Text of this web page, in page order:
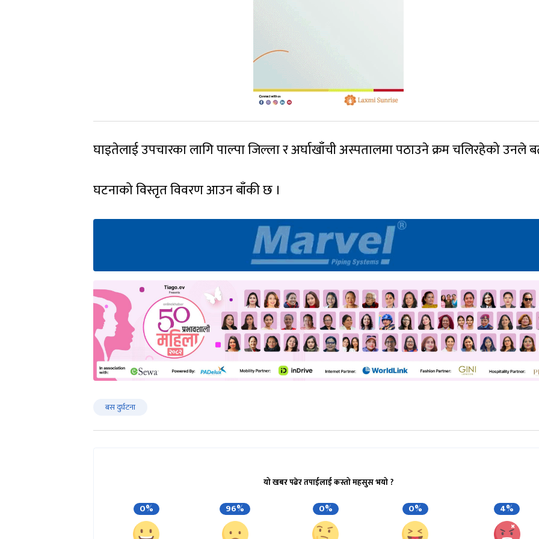
घाइतेलाई उपचारका लागि पाल्पा जिल्ला र अर्घाखाँची अस्पतालमा पठाउने क्रम चलिरहेको उनले
घटनाको विस्तृत विवरण आउन बाँकी छ ।
बस दुर्घटना
यो खबर पढेर तपाईलाई कस्तो महसुस भयो ?
0% 96% 0% 0% 4%